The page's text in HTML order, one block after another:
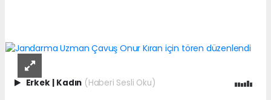
Erkek | Kadın (Haberi Sesli Oku)